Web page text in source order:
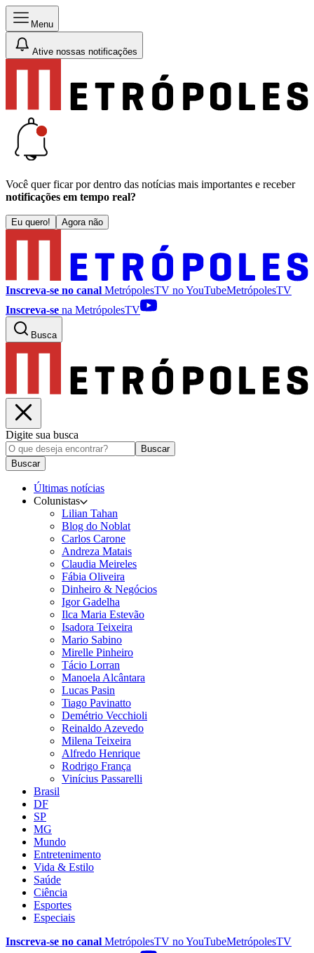
Menu
Ative nossas notificações
Você quer ficar por dentro das notícias mais importantes e receber
notificações em tempo real?
Eu quero! Agora não
Inscreva-se no canal MetrópolesTV noYouTubeMetrópolesTV
Inscreva-se na MetrópolesTV
Busca
Digite sua busca
Buscar
Buscar
Últimas notícias
Colunistas
Lilian Tahan
Blog do Noblat
Carlos Carone
Andreza Matais
Claudia Meireles
Fábia Oliveira
Dinheiro & Negócios
Igor Gadelha
Ilca Maria Estevão
Isadora Teixeira
Mario Sabino
Mirelle Pinheiro
Tácio Lorran
Manoela Alcântara
Lucas Pasin
Tiago Pavinatto
Demétrio Vecchioli
Reinaldo Azevedo
Milena Teixeira
Alfredo Henrique
Rodrigo França
Vinícius Passarelli
Brasil
DF
SP
MG
Mundo
Entretenimento
Vida & Estilo
Saúde
Ciência
Esportes
Especiais
Inscreva-se no canal MetrópolesTV noYouTubeMetrópolesTV